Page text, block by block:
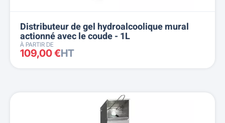
Distributeur de gel hydroalcoolique mural
actionné avec le coude - 1L
À PARTIR DE
109,00 €HT